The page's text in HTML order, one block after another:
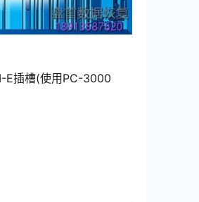
E插槽(使用PC-3000